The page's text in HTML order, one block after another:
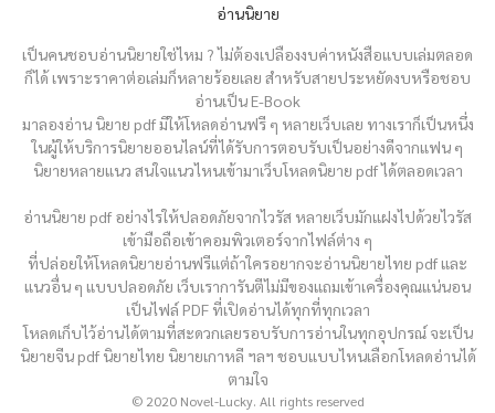
อ่านนิยาย
เป็นคนชอบอ่านนิยายใช่ไหม ? ไม่ต้องเปลืองงบค่าหนังสือแบบเล่มตลอด
ก็ได้ เพราะราคาต่อเล่มก็หลายร้อยเลย สำหรับสายประหยัดงบหรือชอบ
อ่านเป็น E-Book
มาลองอ่าน นิยาย pdf มีให้โหลดอ่านฟรี ๆ หลายเว็บเลย ทางเราก็เป็นหนึ่ง
ในผู้ให้บริการนิยายออนไลน์ที่ได้รับการตอบรับเป็นอย่างดีจากแฟน ๆ
นิยายหลายแนว สนใจแนวไหนเข้ามาเว็บโหลดนิยาย pdf ได้ตลอดเวลา
อ่านนิยาย pdf อย่างไรให้ปลอดภัยจากไวรัส หลายเว็บมักแฝงไปด้วยไวรัส
เข้ามือถือเข้าคอมพิวเตอร์จากไฟล์ต่าง ๆ
ที่ปล่อยให้โหลดนิยายอ่านฟรีแต่ถ้าใครอยากจะอ่านนิยายไทย pdf และ
แนวอื่น ๆ แบบปลอดภัย เว็บเราการันตีไม่มีของแถมเข้าเครื่องคุณแน่นอน
เป็นไฟล์ PDF ที่เปิดอ่านได้ทุกที่ทุกเวลา
โหลดเก็บไว้อ่านได้ตามที่สะดวกเลยรอบรับการอ่านในทุกอุปกรณ์ จะเป็น
นิยายจีน pdf นิยายไทย นิยายเกาหลี ฯลฯ ชอบแบบไหนเลือกโหลดอ่านได้
ตามใจ
© 2020 Novel-Lucky. All rights reserved